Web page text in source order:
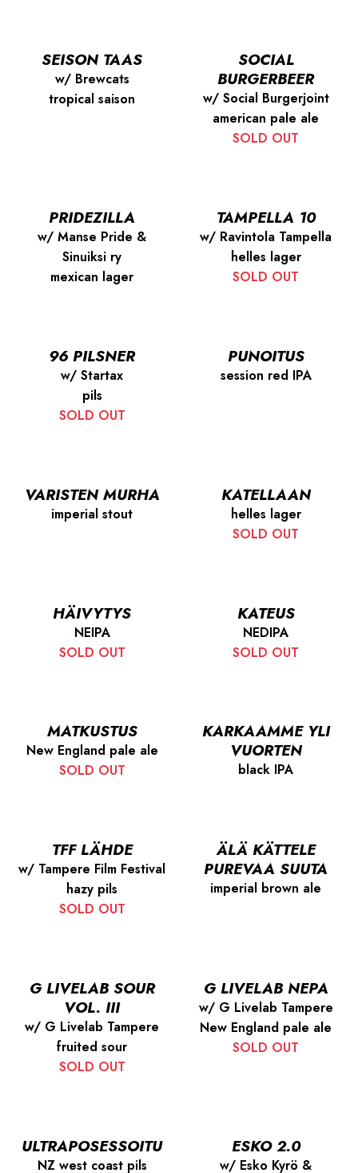
SEISON TAAS
w/ Brewcats
tropical saison
SOCIAL
BURGERBEER
w/ Social Burgerjoint
american pale ale
SOLD OUT
PRIDEZILLA
w/ Manse Pride &
Sinuiksi ry
mexican lager
TAMPELLA 10
w/ Ravintola Tampella
helles lager
SOLD OUT
96 PILSNER
w/ Startax
pils
SOLD OUT
PUNOITUS
session red IPA
VARISTEN MURHA
imperial stout
KATELLAAN
helles lager
SOLD OUT
HÄIVYTYS
NEIPA
SOLD OUT
KATEUS
NEDIPA
SOLD OUT
MATKUSTUS
New England pale ale
SOLD OUT
KARKAAMME YLI
VUORTEN
black IPA
TFF LÄHDE
w/ Tampere Film Festival
hazy pils
SOLD OUT
ÄLÄ KÄTTELE
PUREVAA SUUTA
imperial brown ale
G LIVELAB SOUR
VOL. III
w/ G Livelab Tampere
fruited sour
SOLD OUT
G LIVELAB NEPA
w/ G Livelab Tampere
New England pale ale
SOLD OUT
ULTRAPOSESSOITU
NZ west coast pils
ESKO 2.0
w/ Esko Kyrö &